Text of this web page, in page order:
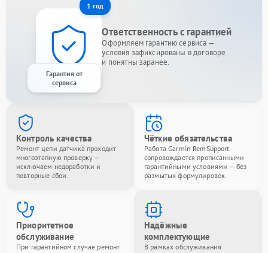
1 год
Гарантия от
сервиса
Ответственность с гарантией
Оформляем гарантию сервиса —
условия зафиксированы в договоре
и понятны заранее.
Контроль качества
Ремонт цепи датчика проходит
многоэтапную проверку —
исключаем недоработки и
повторные сбои.
Чёткие обязательства
Работа Garmin RemSupport
сопровождается прописанными
гарантийными условиями — без
размытых формулировок.
Приоритетное
обслуживание
При гарантийном случае ремонт
Надёжные
комплектующие
В рамках обслуживания